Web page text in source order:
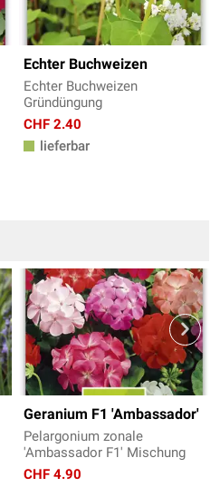
Echter Buchweizen
Echter Buchweizen
Gründüngung
CHF 2.40
lieferbar
Geranium F1 'Ambassador'
Pelargonium zonale
'Ambassador F1' Mischung
CHF 4.90